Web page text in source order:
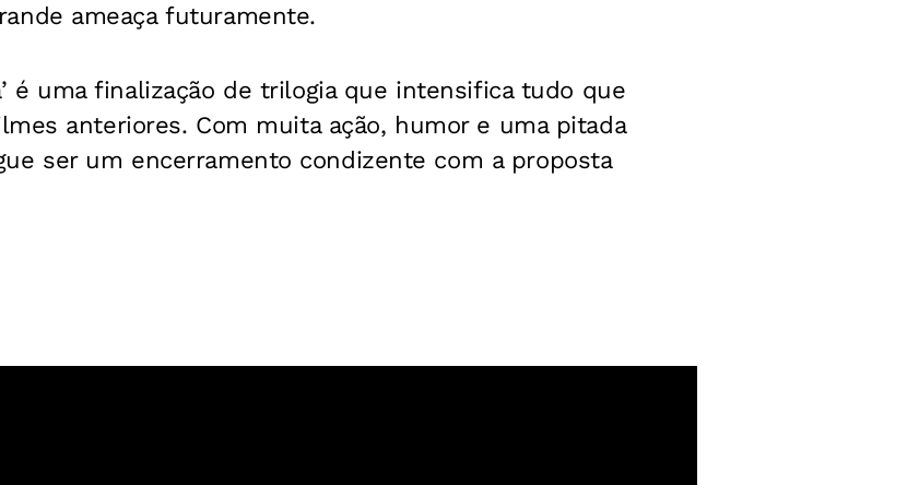
ameaça futuramente.
é uma finalização de trilogia que intensifica tudo que
anteriores. Com muita ação, humor e uma pitada
ser um encerramento condizente com a proposta